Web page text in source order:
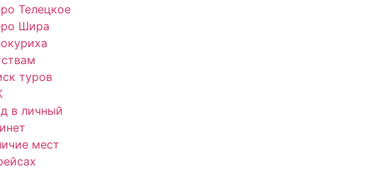
Телецкое
Шира
туров
в личный
мест